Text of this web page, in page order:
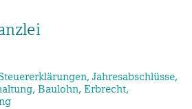
Jahresabschlüsse,
Baulohn, Erbrecht,